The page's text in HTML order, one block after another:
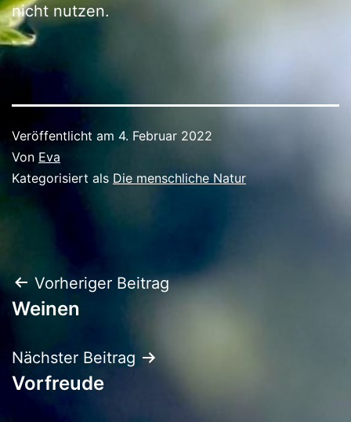
nicht nutzen.
Veröffentlicht am 4. Februar 2022
Von Eva
Kategorisiert als Die menschliche Natur
Beitragsnavigation
Vorheriger Beitrag
Weinen
Nächster Beitrag
Vorfreude